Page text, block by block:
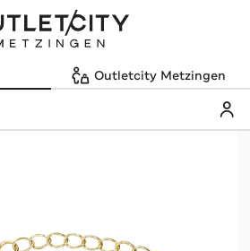
Outletcity Metzingen